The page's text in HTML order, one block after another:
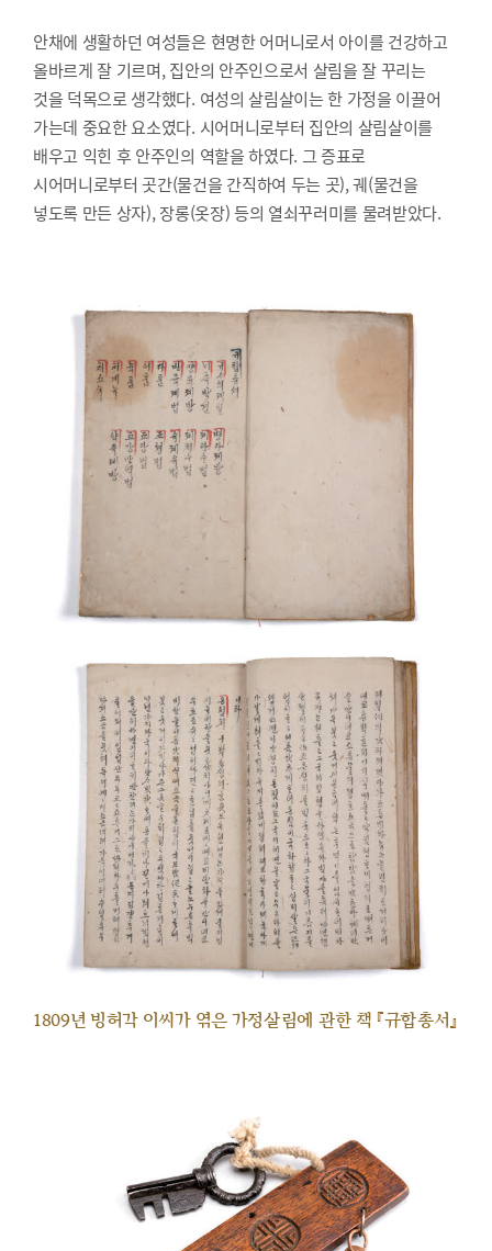
안채에 생활하던 여성들은 현명한 어머니로서 아이를 건강하고
올바르게 잘 기르며, 집안의 안주인으로서 살림을 잘 꾸리는
것을 덕목으로 생각했다. 여성의 살림살이는 한 가정을 이끌어
가는데 중요한 요소였다. 시어머니로부터 집안의 살림살이를
배우고 익힌 후 안주인의 역할을 하였다. 그 증표로
시어머니로부터 곳간(물건을 간직하여 두는 곳), 궤(물건을
넣도록 만든 상자), 장롱(옷장) 등의 열쇠꾸러미를 물려받았다.
1809년 빙허각 이씨가 엮은 가정살림에 관한 책 『규합총서』